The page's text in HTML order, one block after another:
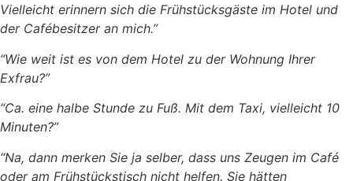
Vielleicht erinnern sich die Frühstücksgäste im Hotel und
der Cafébesitzer an mich.”
“Wie weit ist es von dem Hotel zu der Wohnung Ihrer
Exfrau?”
“Ca. eine halbe Stunde zu Fuß. Mit dem Taxi, vielleicht 10
Minuten?”
“Na, dann merken Sie ja selber, dass uns Zeugen im Café
oder am Frühstückstisch nicht helfen. Sie hätten